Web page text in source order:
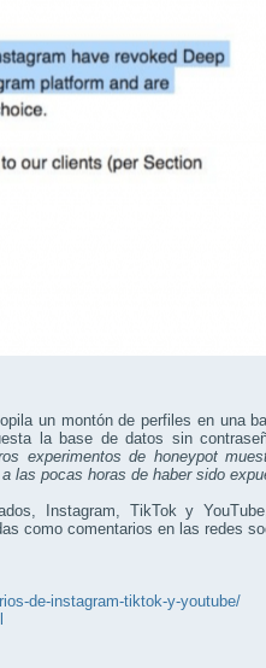
un montón de perfiles en una
la base de datos sin
experimentos de honeypot
las pocas horas de haber sido
Instagram, TikTok y
como comentarios en las redes
de-instagram-tiktok-y-youtube/